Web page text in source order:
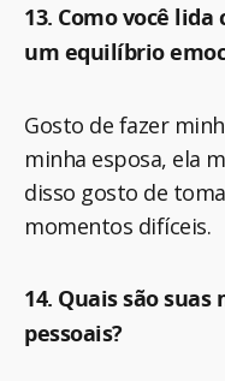
13. Como você
um equilíbrio
Gosto de fazer
minha esposa, ela
disso gosto de
momentos difíceis.
14. Quais são
pessoais?